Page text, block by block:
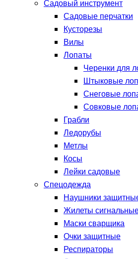
Садовый инструмент
Садовые перчатки
Кусторезы
Вилы
Лопаты
Черенки для
Штыковые
Снеговые
Совковые
Грабли
Ледорубы
Метлы
Косы
Лейки садовые
Спецодежда
Наушники
Жилеты
Маски сварщика
Очки защитные
Респираторы